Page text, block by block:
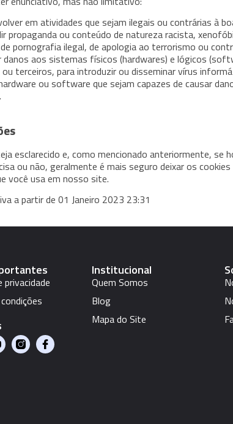
em atividades que sejam ilegais ou contrárias à
propaganda ou conteúdo de natureza racista,
pornografia ilegal, de apologia ao terrorismo ou
danos aos sistemas físicos (hardwares) e lógicos
terceiros, para introduzir ou disseminar vírus
ou software que sejam capazes de causar
esclarecido e, como mencionado anteriormente, se
ou não, geralmente é mais seguro deixar os
você usa em nosso site.
a partir de 01 Janeiro 2023 23:31
privacidade
Institucional
Quem Somos
Blog
Mapa do Site